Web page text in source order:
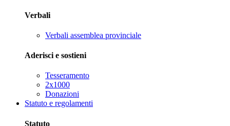
Verbali
Verbali assemblea provinciale
Aderisci e sostieni
Tesseramento
2x1000
Donazioni
Statuto e regolamenti
Statuto